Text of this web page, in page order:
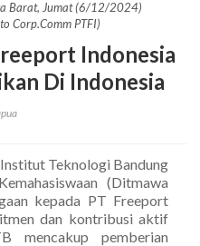
Barat, Jumat (6/12/2024)
Corp.Comm PTFI)
Indonesia
Di Indonesia
Teknologi Bandung
(Ditmawa
kepada PT Freeport
dan kontribusi aktif
mencakup pemberian